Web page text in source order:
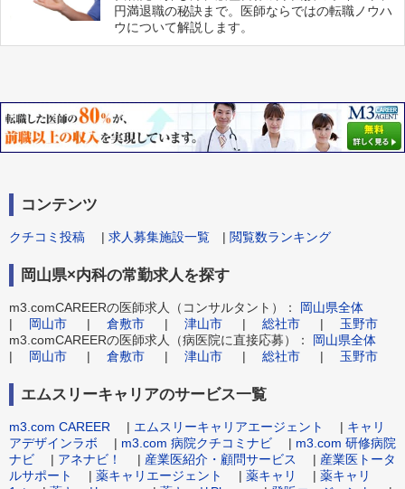
円満退職の秘訣まで。医師ならではの転職ノウハ
ウについて解説します。
コンテンツ
クチコミ投稿 | 求人募集施設一覧 | 閲覧数ランキング
岡山県×内科の常勤求人を探す
m3.comCAREERの医師求人（コンサルタント）： 岡山県全体
| 岡山市 | 倉敷市 | 津山市 | 総社市 | 玉野市
m3.comCAREERの医師求人（病医院に直接応募）： 岡山県全体
| 岡山市 | 倉敷市 | 津山市 | 総社市 | 玉野市
エムスリーキャリアのサービス一覧
m3.com CAREER | エムスリーキャリアエージェント | キャリ
アデザインラボ | m3.com 病院クチコミナビ | m3.com 研修病院
ナビ | アネナビ！ | 産業医紹介・顧問サービス | 産業医トータ
ルサポート
| 薬キャリエージェント | 薬キャリ | 薬キャリ